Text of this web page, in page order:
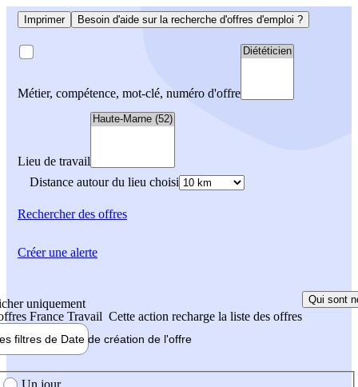
Imprimer Besoin d'aide sur la recherche d'offres d'emploi ?
Métier, compétence, mot-clé, numéro d'offre
Lieu de travail
Distance autour du lieu choisi
Rechercherdes offres
uniquement
France Travail Cette action recharge la liste des offres
Qui sont
filtres de Date de création de l'offre
création de l'offre
Un jour
Créer une alerte